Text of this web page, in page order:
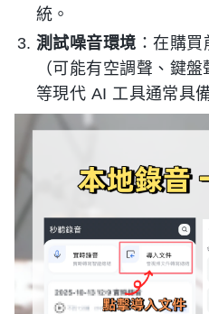
統。
測試噪音環境 ：在購
（可能有空調聲、鍵
等現代 AI 工具通常具